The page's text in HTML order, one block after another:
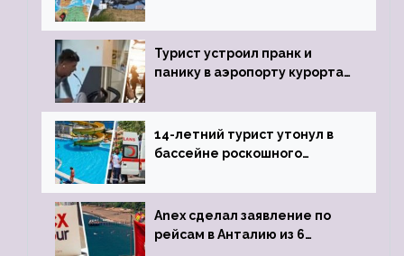
виз
Турист устроил пранк и
панику в аэропорту курорта,
задержке рейса
14-летний турист утонул в
бассейне роскошного
Anex сделал заявление по
рейсам в Анталию из 6